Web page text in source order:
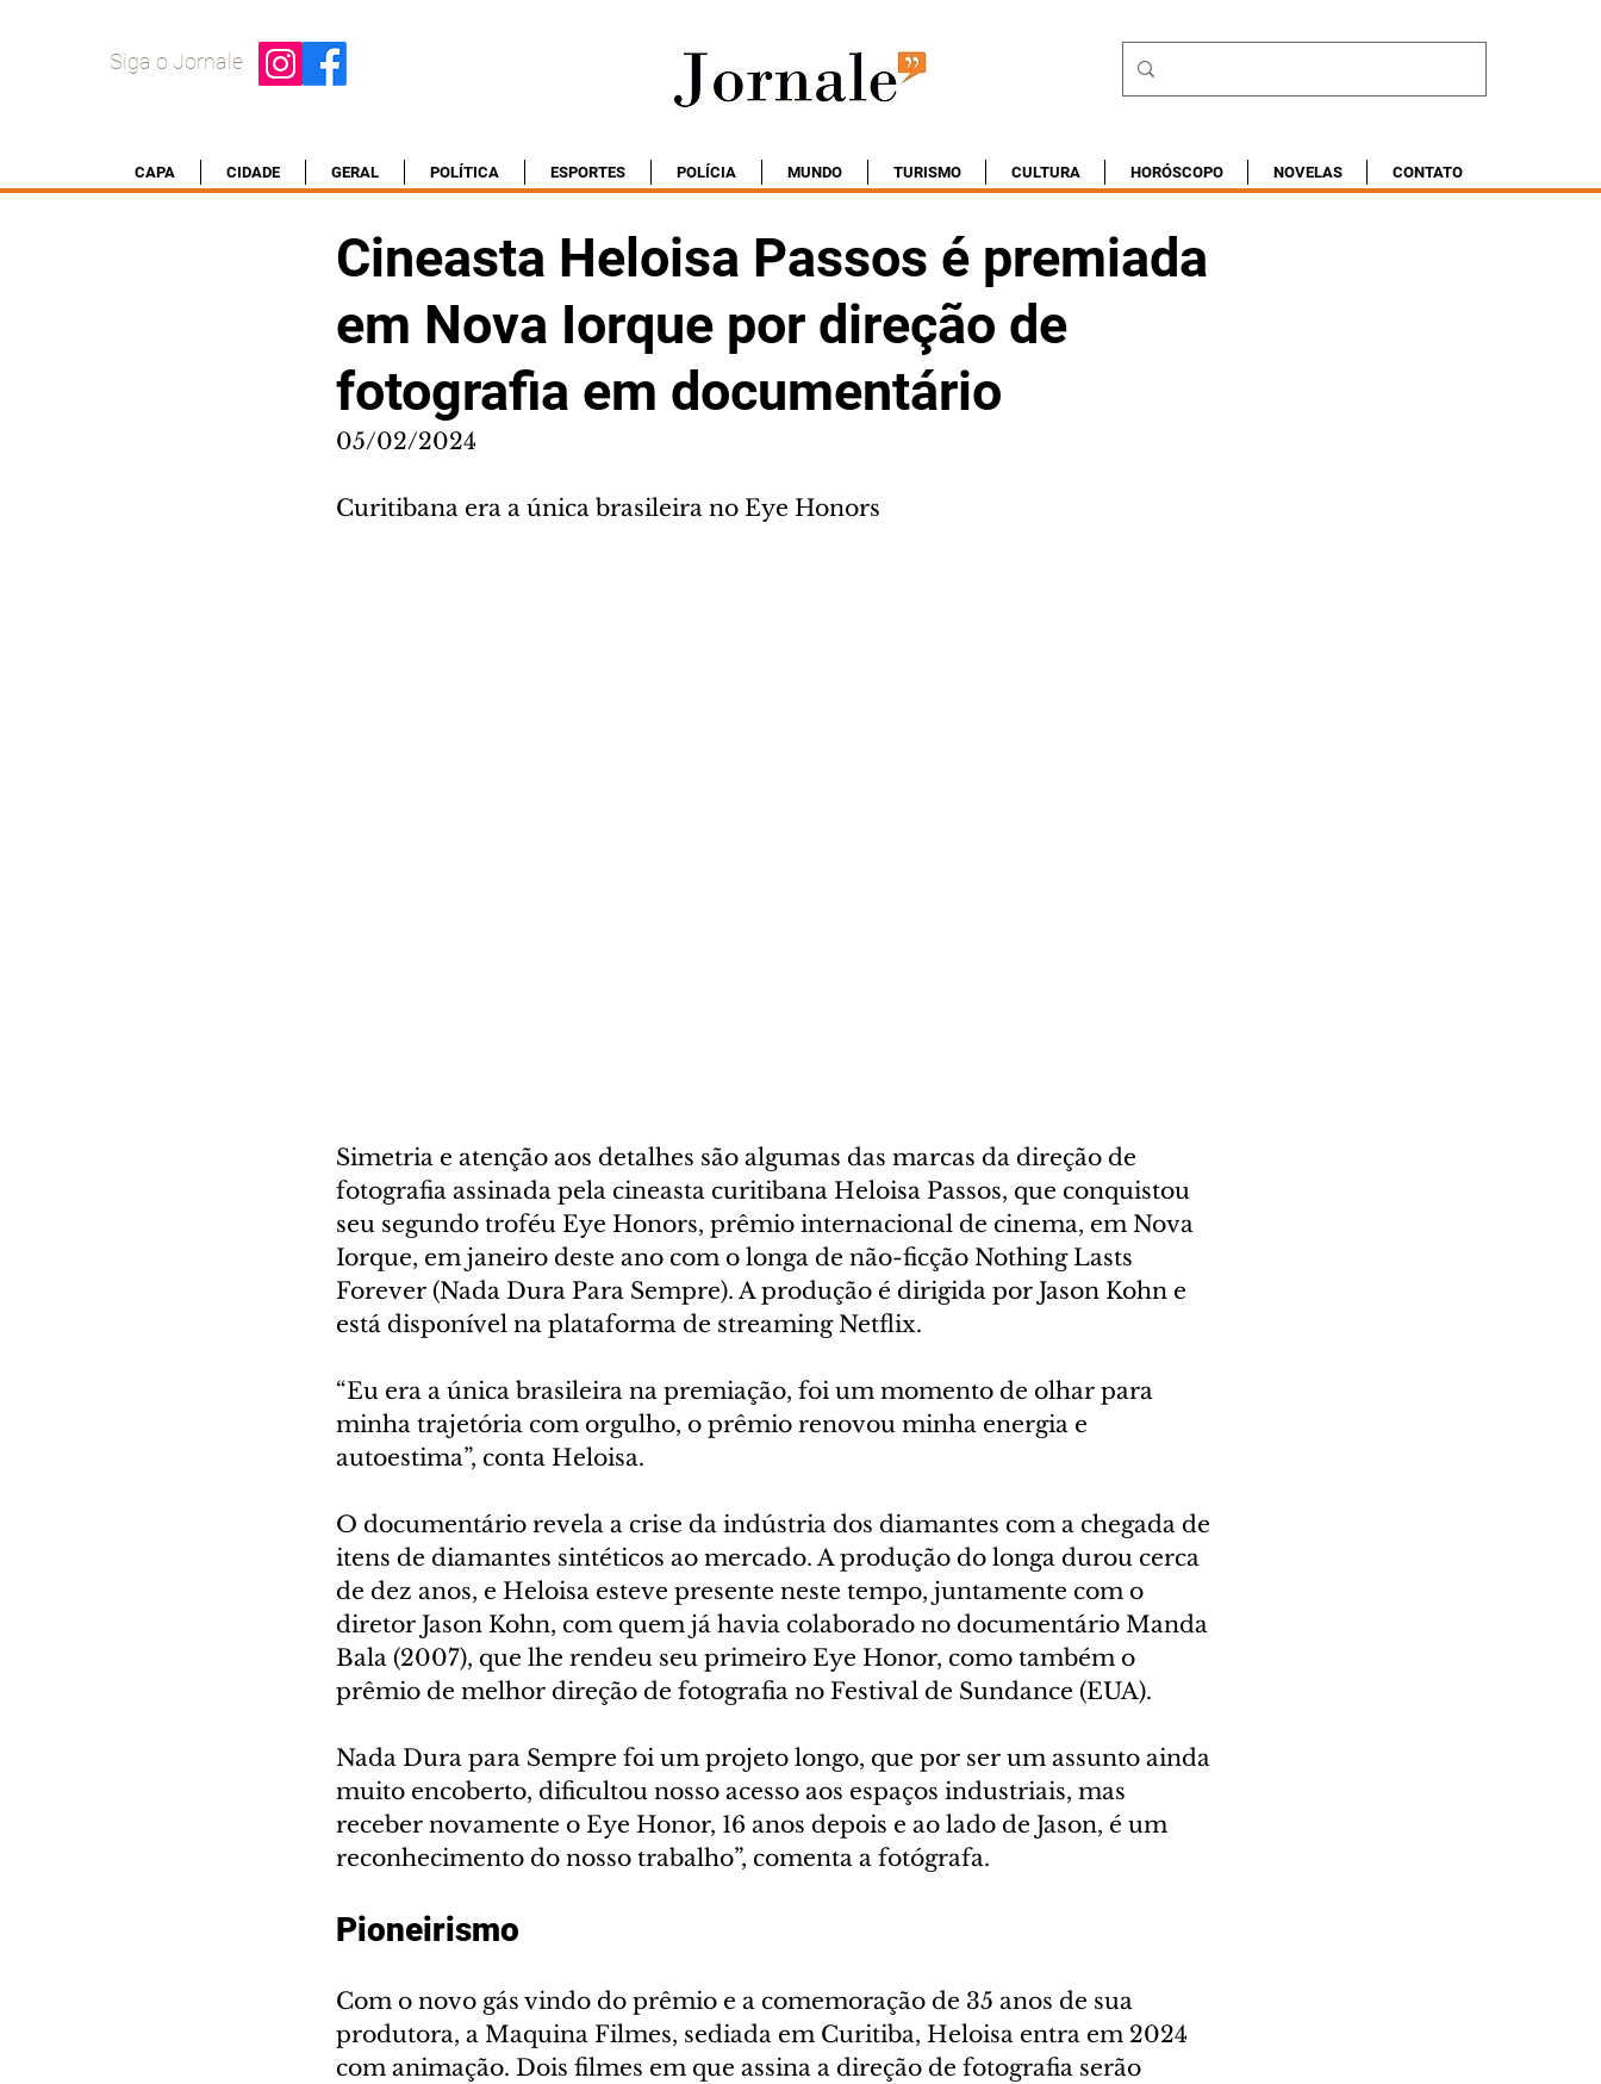
Siga o Jornale
CAPA CIDADE GERAL POLÍTICA ESPORTES POLÍCIA MUNDO TURISMO CULTURA HORÓSCOPO NOVELAS CONTATO
Cineasta Heloisa Passos é premiada
em Nova Iorque por direção de
fotografia em documentário
05/02/2024
Curitibana era a única brasileira no Eye Honors
Simetria e atenção aos detalhes são algumas das marcas da direção de
fotografia assinada pela cineasta curitibana Heloisa Passos, que conquistou
seu segundo troféu Eye Honors, prêmio internacional de cinema, em Nova
Iorque, em janeiro deste ano com o longa de não-ficção Nothing Lasts
Forever (Nada Dura Para Sempre). A produção é dirigida por Jason Kohn e
está disponível na plataforma de streaming Netflix.
“Eu era a única brasileira na premiação, foi um momento de olhar para
minha trajetória com orgulho, o prêmio renovou minha energia e
autoestima”, conta Heloisa.
O documentário revela a crise da indústria dos diamantes com a chegada de
itens de diamantes sintéticos ao mercado. A produção do longa durou cerca
de dez anos, e Heloisa esteve presente neste tempo, juntamente com o
diretor Jason Kohn, com quem já havia colaborado no documentário Manda
Bala (2007), que lhe rendeu seu primeiro Eye Honor, como também o
prêmio de melhor direção de fotografia no Festival de Sundance (EUA).
Nada Dura para Sempre foi um projeto longo, que por ser um assunto ainda
muito encoberto, dificultou nosso acesso aos espaços industriais, mas
receber novamente o Eye Honor, 16 anos depois e ao lado de Jason, é um
reconhecimento do nosso trabalho”, comenta a fotógrafa.
Pioneirismo
Com o novo gás vindo do prêmio e a comemoração de 35 anos de sua
produtora, a Maquina Filmes, sediada em Curitiba, Heloisa entra em 2024
com animação. Dois filmes em que assina a direção de fotografia serão